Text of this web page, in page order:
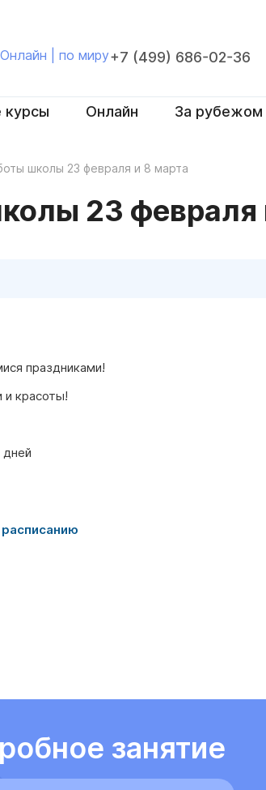
Онлайн | по миру+7 (499) 686-02-36
курсы Онлайн За рубежом
школы 23 февраля и 8 марта
23 февраля
праздниками!
и красоты!
занятие